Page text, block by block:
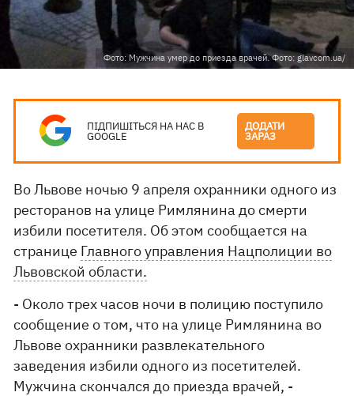
Фото: Мужчина умер до приезда врачей. Фото: glavcom.ua/
ПІДПИШІТЬСЯ НА НАС В
GOOGLE
ДОДАТИ
ЗАРАЗ
Во Львове ночью 9 апреля охранники одного из
ресторанов на улице Римлянина до смерти
избили посетителя. Об этом сообщается на
странице Главного управления Нацполиции во
Львовской области.
- Около трех часов ночи в полицию поступило
сообщение о том, что на улице Римлянина во
Львове охранники развлекательного
заведения избили одного из посетителей.
Мужчина скончался до приезда врачей, -